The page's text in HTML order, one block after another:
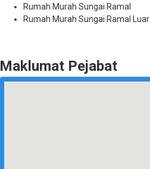
Rumah Murah Sungai Ramal
Rumah Murah Sungai Ramal Luar
Maklumat Pejabat